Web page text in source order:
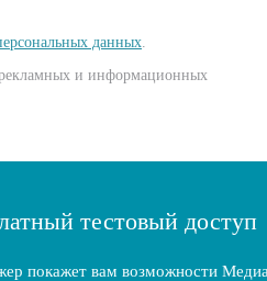
данных
и информационных
тестовый доступ
покажет вам возможности